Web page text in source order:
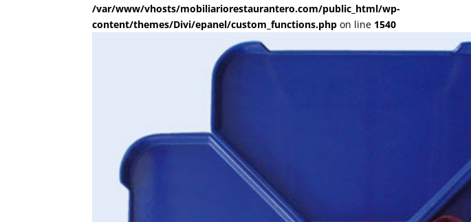
/var/www/vhosts/mobiliariorestaurantero.com/public_html/wp-
content/themes/Divi/epanel/custom_functions.php on line 1540